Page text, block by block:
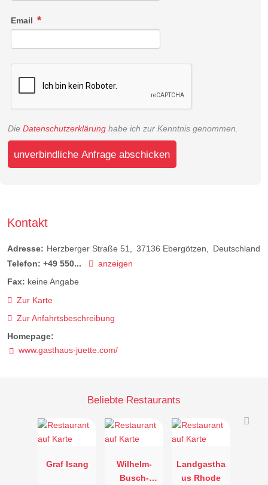
Email
Die Datenschutzerklärung habe ich zur Kenntnis genommen.
unverbindliche Anfrage abschicken
Kontakt
Adresse: Herzberger Straße 51 37136 Ebergötzen
Deutschland
Telefon: +49 550...
anzeigen
Fax: keine Angabe
Zur Karte
Zur Anfahrtsbeschreibung
Homepage:
www.gasthaus-juette.com/
Beliebte Restaurants
Graf Isang
Wilhelm-
Busch-
Landgastha
us Rhode